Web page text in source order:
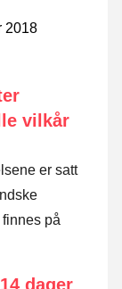
2018
vilkår
er satt
på
dager